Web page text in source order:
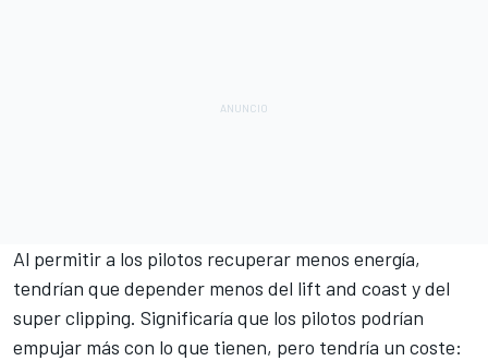
Al permitir a los pilotos recuperar menos energía,
tendrían que depender menos del lift and coast y del
super clipping. Significaría que los pilotos podrían
empujar más con lo que tienen, pero tendría un coste: